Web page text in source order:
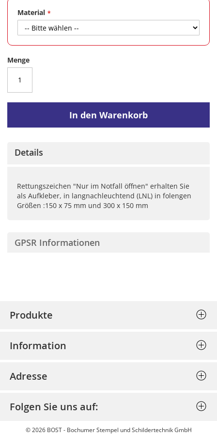
Material
Menge
In den Warenkorb
Details
Rettungszeichen "Nur im Notfall öffnen" erhalten Sie
als Aufkleber, in langnachleuchtend (LNL) in folengen
Größen :150 x 75 mm und 300 x 150 mm
GPSR Informationen
Produkte
Textplatten einzeln
Prägepressen
Discount
Information
Datenschutz
Bestellung stornieren
Widerrufsbelehrung
Adresse
Schildertechnik GmbH
Am Josephsschacht 39
Folgen Sie uns auf:
© 2026 BOST - Bochumer Stempel und Schildertechnik GmbH